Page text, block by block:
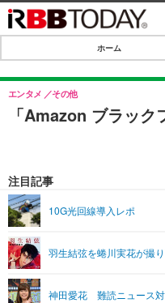
IT・デジタル
SPEED TEST
ライフ
リリース一覧
プッシュ通知の停止方法
ホーム
「Amazon ブラッ
エンタメ その他
注目記事
10G光回線導入レポ
羽生結弦を蜷川実花が撮
神田愛花 難読ニュース対